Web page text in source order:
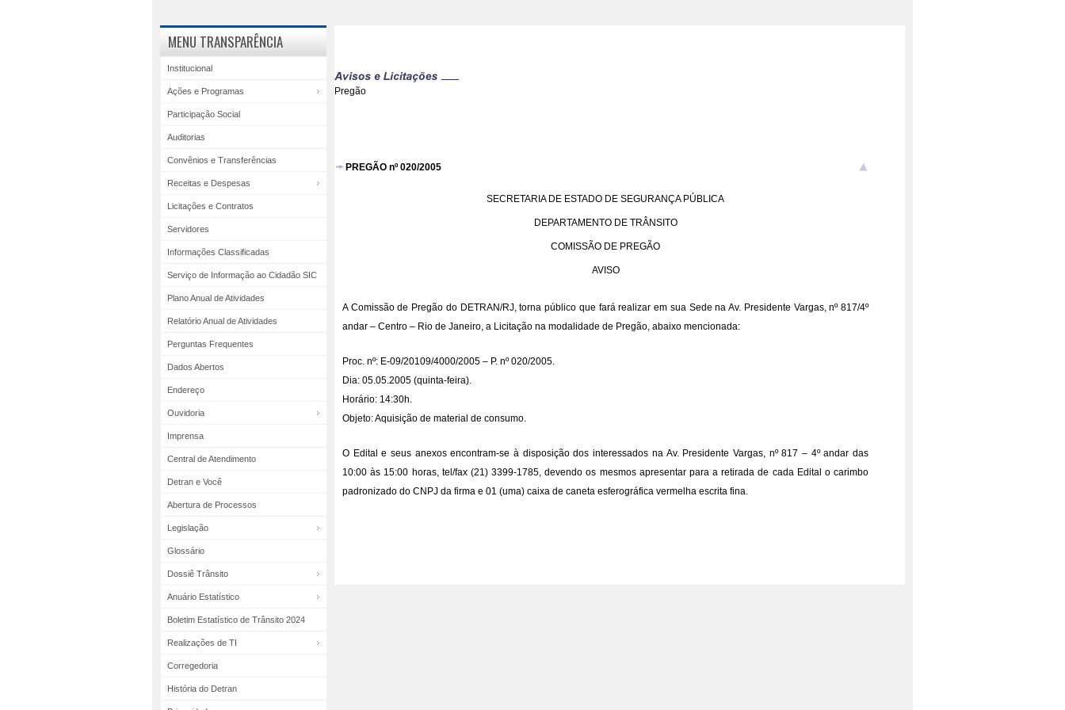
MENU TRANSPARÊNCIA
Institucional
Ações e Programas
Participação Social
Auditorias
Convênios e Transferências
Receitas e Despesas
Licitações e Contratos
Servidores
Informações Classificadas
Serviço de Informação ao Cidadão SIC
Plano Anual de Atividades
Relatório Anual de Atividades
Perguntas Frequentes
Dados Abertos
Endereço
Ouvidoria
Imprensa
Central de Atendimento
Detran e Você
Abertura de Processos
Legislação
Glossário
Dossiê Trânsito
Anuário Estatístico
Boletim Estatístico de Trânsito 2024
Realizações de TI
Corregedoria
História do Detran
Pregão
PREGÃO nº 020/2005
SECRETARIA DE ESTADO DE SEGURANÇA PÚBLICA
DEPARTAMENTO DE TRÂNSITO
COMISSÃO DE PREGÃO
AVISO
A Comissão de Pregão do DETRAN/RJ, torna público que fará realizar em sua Sede na Av. Presidente Vargas, nº 817/4º
andar – Centro – Rio de Janeiro, a Licitação na modalidade de Pregão, abaixo mencionada:
Proc. nº: E-09/20109/4000/2005 – P. nº 020/2005.
Dia: 05.05.2005 (quinta-feira).
Horário: 14:30h.
Objeto: Aquisição de material de consumo.
O Edital e seus anexos encontram-se à disposição dos interessados na Av. Presidente Vargas, nº 817 – 4º andar das
10:00 às 15:00 horas, tel/fax (21) 3399-1785, devendo os mesmos apresentar para a retirada de cada Edital o carimbo
padronizado do CNPJ da firma e 01 (uma) caixa de caneta esferográfica vermelha escrita fina.